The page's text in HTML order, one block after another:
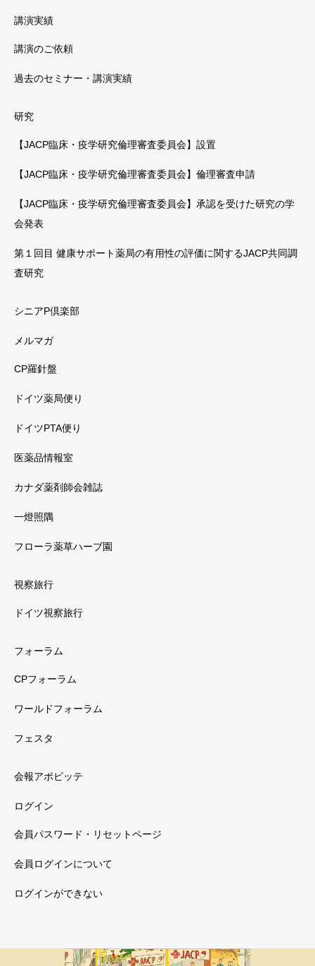
講演実績
講演のご依頼
過去のセミナー・講演実績
研究
【JACP臨床・疫学研究倫理審査委員会】設置
【JACP臨床・疫学研究倫理審査委員会】倫理審査申請
【JACP臨床・疫学研究倫理審査委員会】承認を受けた研究の学
会発表
第１回目 健康サポート薬局の有用性の評価に関するJACP共同調
査研究
シニアP倶楽部
メルマガ
CP羅針盤
ドイツ薬局便り
ドイツPTA便り
医薬品情報室
カナダ薬剤師会雑誌
一燈照隅
フローラ薬草ハーブ園
視察旅行
ドイツ視察旅行
フォーラム
CPフォーラム
ワールドフォーラム
フェスタ
会報アポビッテ
ログイン
会員パスワード・リセットページ
会員ログインについて
ログインができない